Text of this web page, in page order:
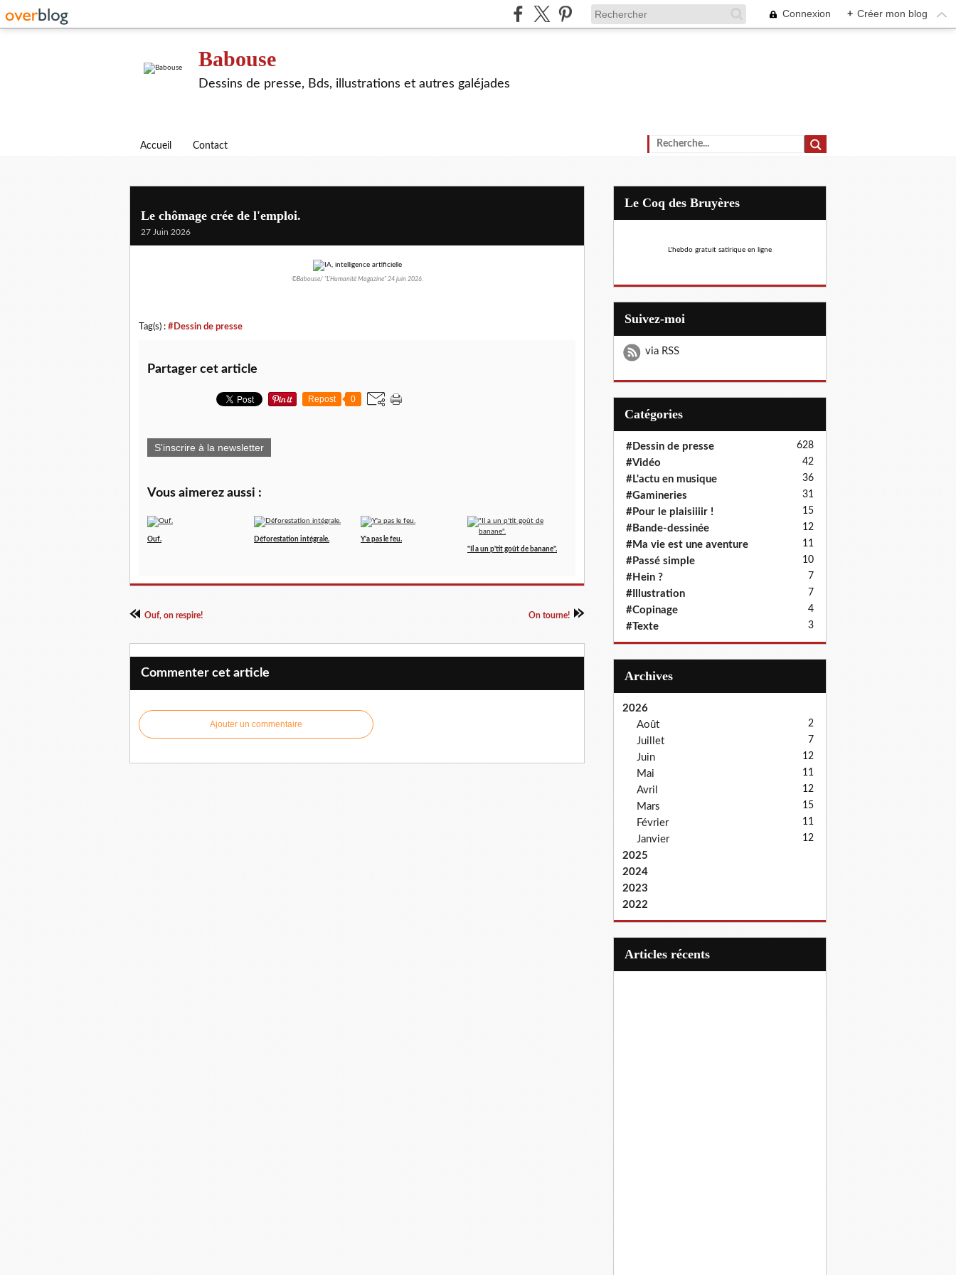
Connexion + Créer mon blog
Babouse
Dessins de presse, Bds, illustrations et autres galéjades
Accueil Contact
Le chômage crée de l'emploi.
27 Juin 2026
©Babouse/ "L'Humanité Magazine" 24 juin 2026.
Tag(s) : #Dessin de presse
Partager cet article
Repost 0
S'inscrire à la newsletter
Vous aimerez aussi :
Ouf. Déforestation intégrale.
Y'a pas le feu.
"Il a un p'tit goût de banane".
Ouf, on respire! On tourne!
Commenter cet article
Ajouter un commentaire
Le Coq des Bruyères
L'hebdo gratuit satirique en ligne
Suivez-moi
via RSS
Catégories
#Dessin de presse 628
#Vidéo 42
#L'actu en musique 36
#Gamineries 31
#Pour le plaisiiiir ! 15
#Bande-dessinée 12
#Ma vie est une aventure 11
#Passé simple 10
#Hein ? 7
#Illustration 7
#Copinage 4
#Texte 3
Archives
2026
Août
2
Juillet 7
Juin 12
Mai 11
Avril 12
Mars 15
Février 11
Janvier 12
2025
2024
2023
2022
articles récents